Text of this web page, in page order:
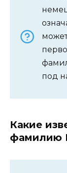
под
Какие
фамилию